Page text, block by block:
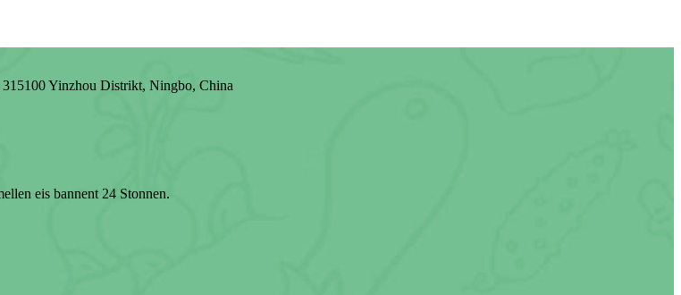
Yinzhou Distrikt, Ningbo, China
eis bannent 24 Stonnen.